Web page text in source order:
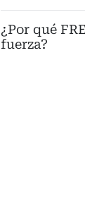
¿Por qué
fuerza?